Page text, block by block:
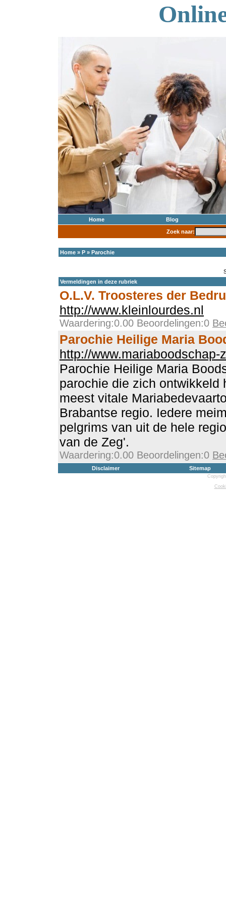
Home
Blog
Zoek naar:
Home » P » Parochie
Vermeldingen in deze rubriek
O.L.V. Troosteres der
http://www.kleinlourdes.nl
Waardering:0.00 Beoordelingen:0
Parochie Heilige Maria
http://www.mariaboodschap-
Parochie Heilige Maria
parochie die zich ontwikkeld
meest vitale
Brabantse regio. Iedere
pelgrims van uit de hele
van de Zeg'.
Waardering:0.00 Beoordelingen:0
Disclaimer Sitemap